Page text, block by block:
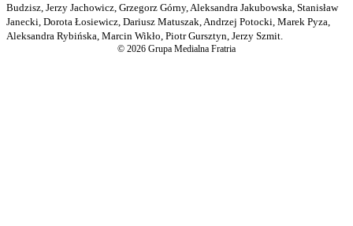
Budzisz, Jerzy Jachowicz, Grzegorz Górny, Aleksandra Jakubowska, Stanisław
Janecki, Dorota Łosiewicz, Dariusz Matuszak, Andrzej Potocki, Marek Pyza,
Aleksandra Rybińska, Marcin Wikło, Piotr Gursztyn, Jerzy Szmit.
© 2026 Grupa Medialna Fratria